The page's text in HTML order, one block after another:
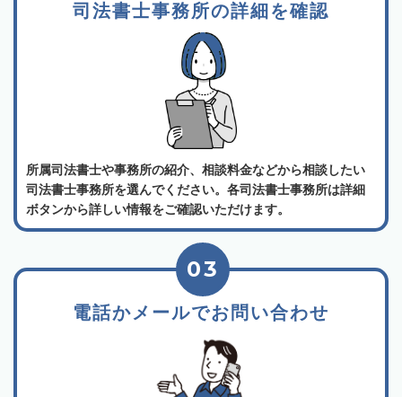
司法書士事務所の詳細を確認
所属司法書士や事務所の紹介、相談料金などから相談したい
司法書士事務所を選んでください。各司法書士事務所は詳細
ボタンから詳しい情報をご確認いただけます。
電話かメールでお問い合わせ
03